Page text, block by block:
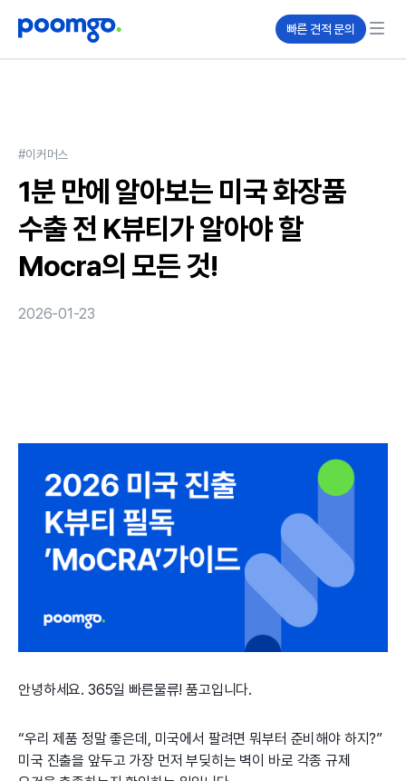
빠른 견적 문의
#이커머스
1분 만에 알아보는 미국 화장품
수출 전 K뷰티가 알아야 할
Mocra의 모든 것!
2026-01-23
안녕하세요. 365일 빠른물류! 품고입니다.
“우리 제품 정말 좋은데, 미국에서 팔려면 뭐부터 준비해야 하지?”
미국 진출을 앞두고 가장 먼저 부딪히는 벽이 바로 각종 규제